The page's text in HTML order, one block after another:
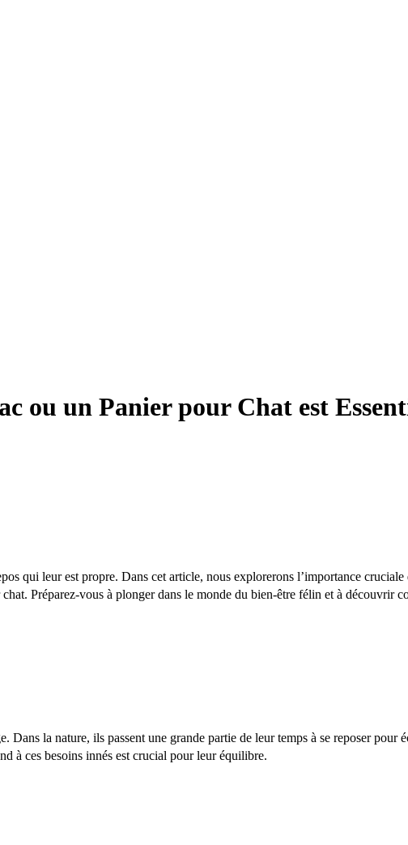
ou un Panier pour Chat est
qui leur est propre. Dans cet article, nous explorerons l’importance
Préparez-vous à plonger dans le monde du bien-être félin et à découvrir
la nature, ils passent une grande partie de leur temps à se reposer pour
à ces besoins innés est crucial pour leur équilibre.